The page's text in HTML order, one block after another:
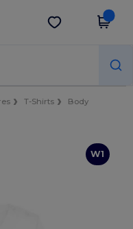
App holen
T-Shirts
Body
W1